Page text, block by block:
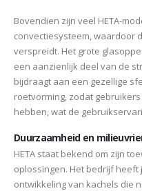
Bovendien zijn veel HETA-
convectiesysteem, waardoor
verspreidt. Het grote
een aanzienlijk deel van de
bijdraagt aan een gezellige
roetvorming, zodat
hebben, wat de
Duurzaamheid en
HETA staat bekend om zijn
oplossingen. Het bedrijf
ontwikkeling van kachels die